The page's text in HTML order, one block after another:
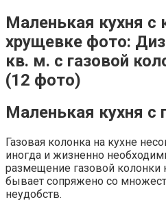
Маленькая кухня с
хрущевке фото:
кв. м. с газовой
(12 фото)
Маленькая кухня с
Газовая колонка на кухне
иногда и жизненно
размещение газовой колонки
бывает сопряжено со
неудобств.